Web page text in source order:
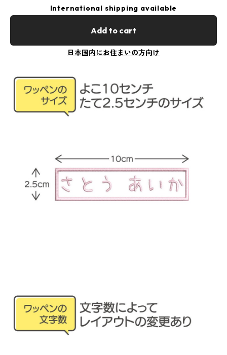
International shipping available
Add to cart
日本国内にお住まいの方向け